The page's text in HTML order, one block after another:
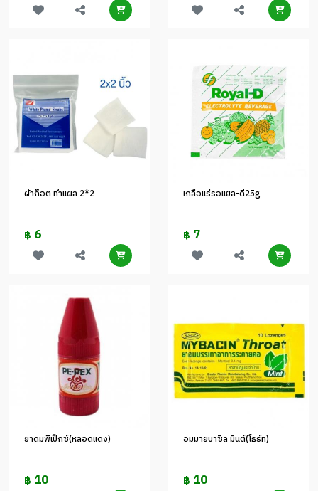
ผ้าก็อต ทำแผล 2*2
฿ 6
เกลือแร่รอแยล-ดี25g
฿ 7
ยาดมพีเป็กซ์(หลอดแดง)
฿ 10
อมมายบาซิล มินต์(โธร์ท)
฿ 10